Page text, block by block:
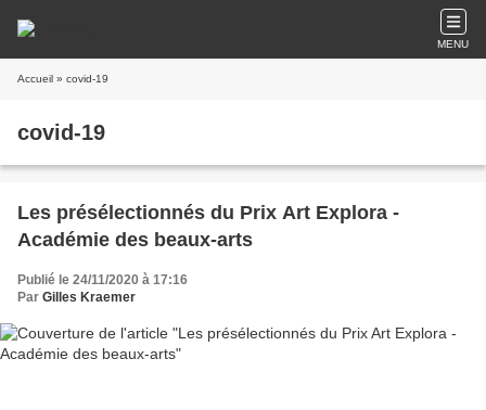
MENU
Accueil » covid-19
covid-19
Les présélectionnés du Prix Art Explora -
Académie des beaux-arts
Publié le 24/11/2020 à 17:16
Par Gilles Kraemer